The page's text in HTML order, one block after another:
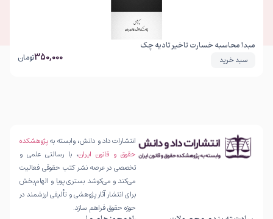
مبدا محاسبه خسارت تاخیر تادیه چک
سبد خرید 350,000تومان
انتشارات داد و دانش، وابسته بهپژوهشکده
حقوق و قانون ایران، با رسالتی علمی و
تخصصی در عرصه نشر کتب حقوقی فعالیت
می‌کند و می‌کوشد بستری پویا و الهام‌بخش
برای انتشار آثار پژوهشی و تألیفی ارزشمند در
حوزه حقوق فراهم سازد.